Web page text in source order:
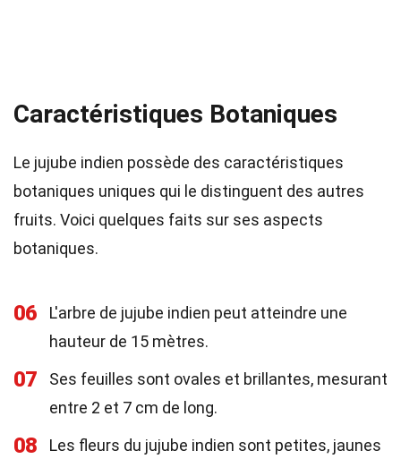
Caractéristiques Botaniques
Le jujube indien possède des caractéristiques
botaniques uniques qui le distinguent des autres
fruits. Voici quelques faits sur ses aspects
botaniques.
06
L'arbre de jujube indien peut atteindre une
hauteur de 15 mètres.
07
Ses feuilles sont ovales et brillantes, mesurant
entre 2 et 7 cm de long.
08
Les fleurs du jujube indien sont petites, jaunes